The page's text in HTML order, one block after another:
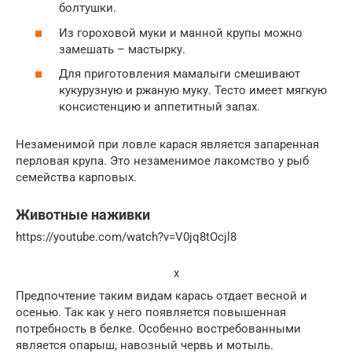
болтушки.
Из гороховой муки и манной крупы можно
замешать – мастырку.
Для приготовления мамалыги смешивают
кукурузную и ржаную муку. Тесто имеет мягкую
консистенцию и аппетитный запах.
Незаменимой при ловле карася является запаренная
перловая крупа. Это незаменимое лакомство у рыб
семейства карповых.
Животные наживки
https://youtube.com/watch?v=V0jq8tOcjl8
x
Предпочтение таким видам карась отдает весной и
осенью. Так как у него появляется повышенная
потребность в белке. Особенно востребованными
является опарыш, навозный червь и мотыль.